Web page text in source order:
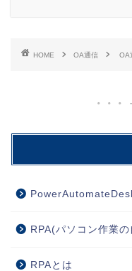
HOME OA通信 OA
RPA(パソコン作業
RPAとは